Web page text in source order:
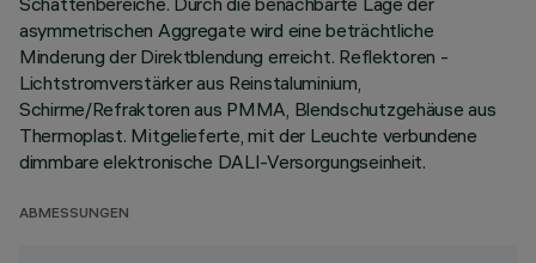
asymmetrischen Aggregate wird eine beträchtliche
Minderung der Direktblendung erreicht. Reflektoren -
Lichtstromverstärker aus Reinstaluminium,
Schirme/Refraktoren aus PMMA, Blendschutzgehäuse aus
Thermoplast. Mitgelieferte, mit der Leuchte verbundene
dimmbare elektronische DALI-Versorgungseinheit.
ABMESSUNGEN